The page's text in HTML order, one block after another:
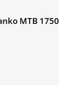
MTB 1750